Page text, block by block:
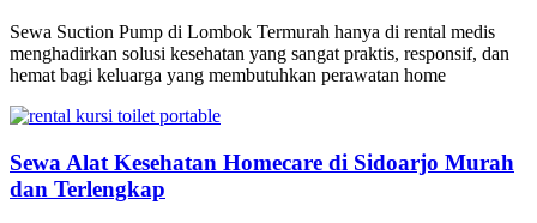
Sewa Suction Pump di Lombok Termurah hanya di rental medis
menghadirkan solusi kesehatan yang sangat praktis, responsif, dan
hemat bagi keluarga yang membutuhkan perawatan home
Sewa Alat Kesehatan Homecare di Sidoarjo Murah
dan Terlengkap